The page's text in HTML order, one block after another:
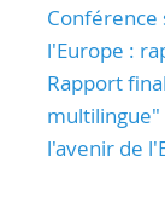
Conférence
l'Europe :
Rapport
multilingue"
l'avenir de